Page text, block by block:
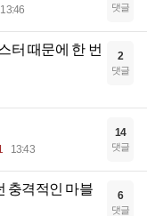
13:46 댓글
터 때문에 한 번
2
댓글
13:43
14
댓글
충격적인 마블
6
댓글